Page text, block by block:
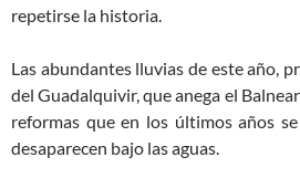
repetirse la historia.
Las abundantes lluvias de este año,
del Guadalquivir, que anega el
reformas que en los últimos años
desaparecen bajo las aguas.